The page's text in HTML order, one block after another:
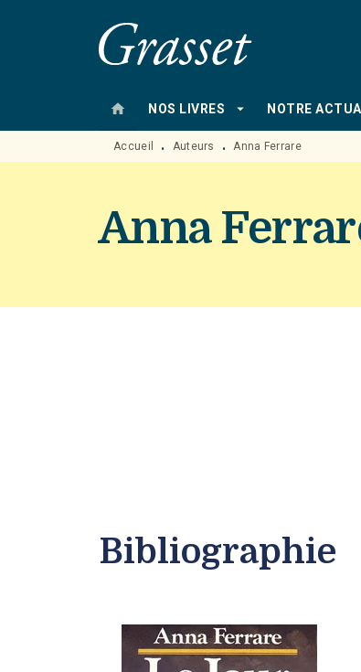
MENU RECHERCHE
home NOS LIVRES arrow_drop_down NOTRE
Accueil • Auteurs • Anna Ferrare
Anna
Bibliographie